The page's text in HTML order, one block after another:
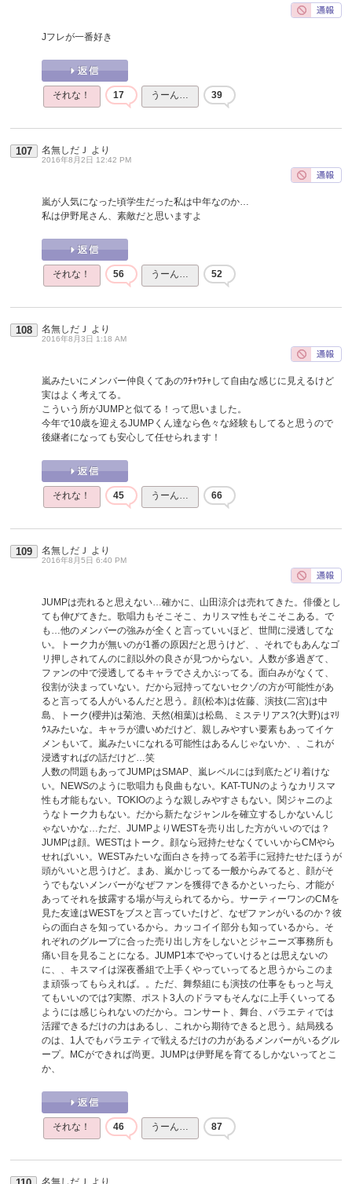
Jフレが一番好き
それな！ 17 うーん… 39
107 名無しだＪ より
2016年8月2日 12:42 PM
嵐が人気になった頃学生だった私は中年なのか…
私は伊野尾さん、素敵だと思いますよ
それな！ 56 うーん… 52
108 名無しだＪ より
2016年8月3日 1:18 AM
嵐みたいにメンバー仲良くてあのﾜﾁｬﾜﾁｬして自由な感じに見えるけど
実はよく考えてる。
こういう所がJUMPと似てる！って思いました。
今年で10歳を迎えるJUMPくん達なら色々な経験もしてると思うので
後継者になっても安心して任せられます！
それな！ 45 うーん… 66
109 名無しだＪ より
2016年8月5日 6:40 PM
JUMPは売れると思えない…確かに、山田涼介は売れてきた。俳優とし
ても伸びてきた。歌唱力もそこそこ、カリスマ性もそこそこある。で
も…他のメンバーの強みが全くと言っていいほど、世間に浸透してな
い。トーク力が無いのが1番の原因だと思うけど、、それでもあんなゴ
リ押しされてんのに顔以外の良さが見つからない。人数が多過ぎて、
ファンの中で浸透してるキャラでさえかぶってる。面白みがなくて、
役割が決まっていない。だから冠持ってないセクゾの方が可能性があ
ると言ってる人がいるんだと思う。顔(松本)は佐藤、演技(二宮)は中
島、トーク(櫻井)は菊池、天然(相葉)は松島、ミステリアス?(大野)はﾏﾘ
ｳｽみたいな。キャラが濃いめだけど、親しみやすい要素もあってイケ
メンもいて。嵐みたいになれる可能性はあるんじゃないか、、これが
浸透すればの話だけど…笑
人数の問題もあってJUMPはSMAP、嵐レベルには到底たどり着けな
い。NEWSのように歌唱力も良曲もない。KAT-TUNのようなカリスマ
性も才能もない。TOKIOのような親しみやすさもない。関ジャニのよ
うなトーク力もない。だから新たなジャンルを確立するしかないんじ
ゃないかな…ただ、JUMPよりWESTを売り出した方がいいのでは？
JUMPは顔。WESTはトーク。顔なら冠持たせなくていいからCMやら
せればいい。WESTみたいな面白さを持ってる若手に冠持たせたほうが
頭がいいと思うけど。まあ、嵐かじってる一般からみてると、顔がそ
うでもないメンバーがなぜファンを獲得できるかといったら、才能が
あってそれを披露する場が与えられてるから。サーティーワンのCMを
見た友達はWESTをブスと言っていたけど、なぜファンがいるのか？彼
らの面白さを知っているから。カッコイイ部分も知っているから。そ
れぞれのグループに合った売り出し方をしないとジャニーズ事務所も
痛い目を見ることになる。JUMP1本でやっていけるとは思えないの
に、、キスマイは深夜番組で上手くやっていってると思うからこのま
ま頑張ってもらえれば。。ただ、舞祭組にも演技の仕事をもっと与え
てもいいのでは?実際、ポスト3人のドラマもそんなに上手くいってる
ようには感じられないのだから。コンサート、舞台、バラエティでは
活躍できるだけの力はあるし、これから期待できると思う。結局残る
のは、1人でもバラエティで戦えるだけの力があるメンバーがいるグル
ープ。MCができれば尚更。JUMPは伊野尾を育てるしかないってとこ
か、
それな！ 46 うーん… 87
名無しだＪ より